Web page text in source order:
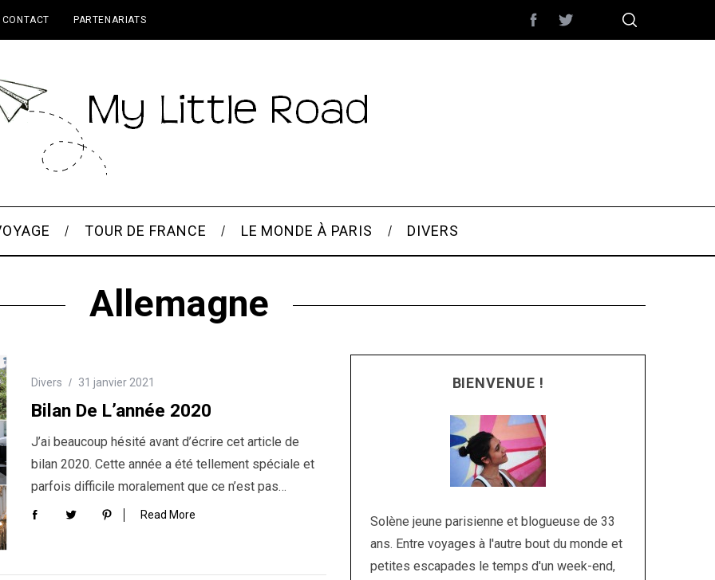
CONTACT PARTENARIATS
TOUR DE FRANCE LE MONDE À PARIS DIVERS
Allemagne
Divers 31 janvier 2021
Bilan De L’année 2020
J’ai beaucoup hésité avant d’écrire cet article de
bilan 2020. Cette année a été tellement spéciale et
parfois difficile moralement que ce n’est pas…
Read More
BIENVENUE !
Solène jeune parisienne et blogueuse de 33
ans. Entre voyages à l'autre bout du monde et
petites escapades le temps d'un week-end,